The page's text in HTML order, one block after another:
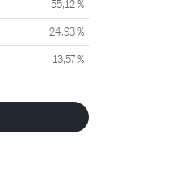
55,12 %
24,93 %
13,57 %